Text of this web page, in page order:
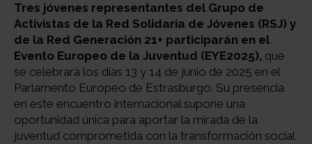
Tres jóvenes representantes del Grupo de
Activistas de la Red Solidaria de Jóvenes (RSJ) y
de la Red Generación 21+ participarán en el
Evento Europeo de la Juventud (EYE2025), que
se celebrará los días 13 y 14 de junio de 2025 en el
Parlamento Europeo de Estrasburgo. Su presencia
en este encuentro internacional supone una
oportunidad única para aportar la mirada de la
juventud comprometida con la transformación social